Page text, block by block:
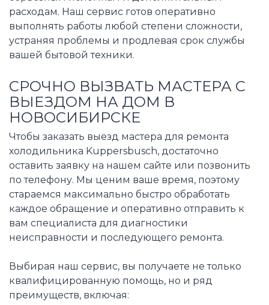
расходам. Наш сервис готов оперативно
выполнять работы любой степени сложности,
устраняя проблемы и продлевая срок службы
вашей бытовой техники.
СРОЧНО ВЫЗВАТЬ МАСТЕРА С
ВЫЕЗДОМ НА ДОМ В
НОВОСИБИРСКЕ
Чтобы заказать выезд мастера для ремонта
холодильника Kuppersbusch, достаточно
оставить заявку на нашем сайте или позвонить
по телефону. Мы ценим ваше время, поэтому
стараемся максимально быстро обработать
каждое обращение и оперативно отправить к
вам специалиста для диагностики
неисправности и последующего ремонта.
Выбирая наш сервис, вы получаете не только
квалифицированную помощь, но и ряд
преимуществ, включая: